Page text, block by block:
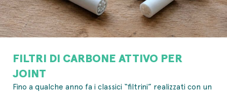
FILTRI DI CARBONE ATTIVO PER
JOINT
Fino a qualche anno fa i classici “filtrini” realizzati con un